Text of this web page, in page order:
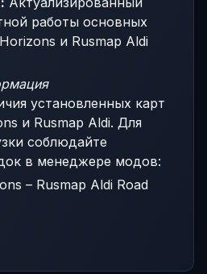
работы основных
и Rusmap Aldi
установленных карт
и Rusmap Aldi. Для
соблюдайте
в менеджере модов:
– Rusmap Aldi Road